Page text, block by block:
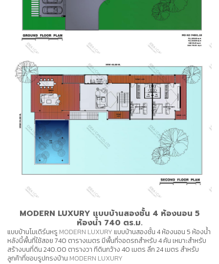
MODERN LUXURY แบบบ้านสองชั้น 4 ห้องนอน 5
ห้องน้ำ 740 ตร.ม.
แบบบ้านโมเดิร์นหรู MODERN LUXURYแบบบ้านสองชั้น 4 ห้องนอน 5 ห้องน้ำ
หลังนี้พื้นที่ใช้สอย 740 ตารางเมตร มีพื้นที่จอดรถสำหรับ 4 คัน เหมาะสำหรับ
สร้างบนที่ดิน 240.00 ตารางวา ทีดินกว้าง 40 เมตร ลึก 24 เมตร สำหรับ
ลูกค้าที่ชอบรูปทรงบ้าน MODERN LUXURY